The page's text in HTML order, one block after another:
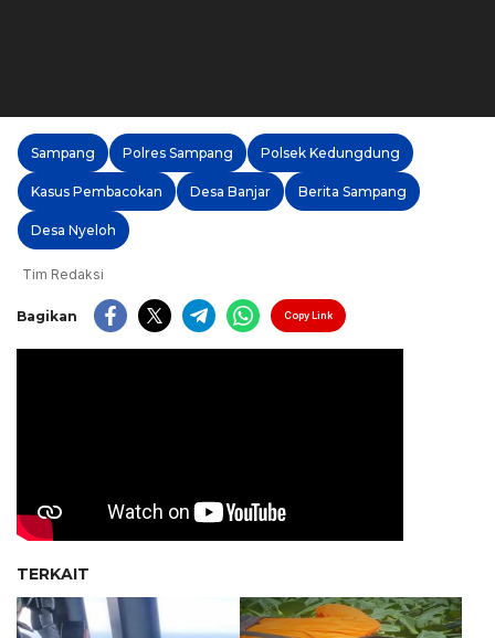
Sampang Polres Sampang Polsek Kedungdung
Kasus Pembacokan Desa Banjar Berita Sampang
Desa Nyeloh
Tim Redaksi
Bagikan Copy Link
TERKAIT